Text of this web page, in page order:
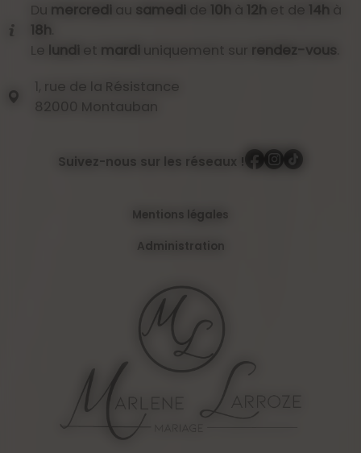
Du mercredi au samedi de 10h à 12h et de 14h à
18h
Le lundi et mardi uniquement sur rendez-vous
1, rue de la Résistance
82000 Montauban
Suivez-nous sur les réseaux !
Mentions légales
Administration